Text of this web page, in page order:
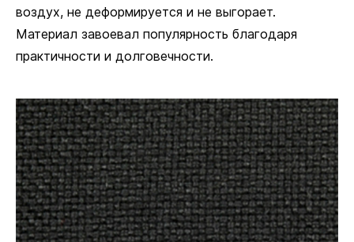
Ø 11 мм
Посадочный диаметр для колёсиков и глайдеров
воздух, не деформируется и не выгорает.
Материал завоевал популярность благодаря
практичности и долговечности.